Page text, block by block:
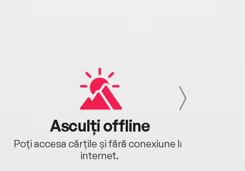
Asculți offline
Poți accesa cărțile și fără conexiune la
internet.